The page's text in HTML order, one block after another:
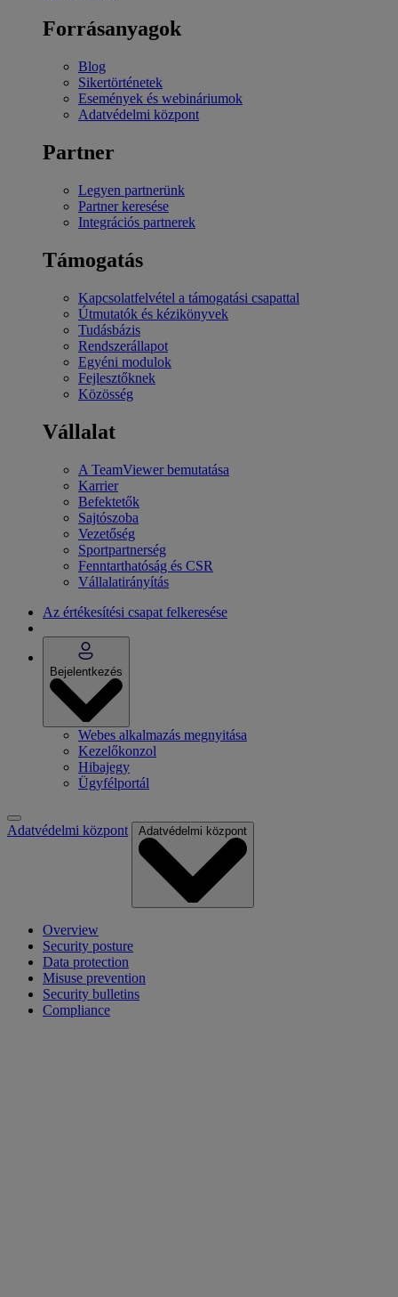
Forrásanyagok
Blog
Sikertörténetek
Események és webináriumok
Adatvédelmi központ
Partner
Legyen partnerünk
Partner keresése
Integrációs partnerek
Támogatás
Kapcsolatfelvétel a támogatási csapattal
Útmutatók és kézikönyvek
Tudásbázis
Rendszerállapot
Egyéni modulok
Fejlesztőknek
Közösség
Vállalat
A TeamViewer bemutatása
Karrier
Befektetők
Sajtószoba
Vezetőség
Sportpartnerség
Fenntarthatóság és CSR
Vállalatirányítás
Az értékesítési csapat felkeresése
Bejelentkezés
Webes alkalmazás megnyitása
Kezelőkonzol
Hibajegy
Ügyfélportál
Adatvédelmi központ Adatvédelmi központ
Overview
Security posture
Data protection
Misuse prevention
Security bulletins
Compliance